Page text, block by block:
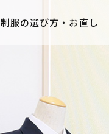
制服の選び方・お直し